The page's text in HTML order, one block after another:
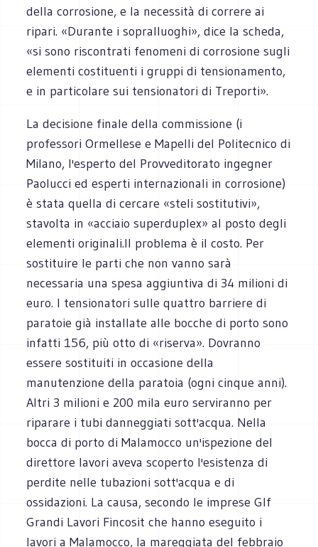
della corrosione, e la necessità di correre ai
ripari. «Durante i sopralluoghi», dice la scheda,
«si sono riscontrati fenomeni di corrosione sugli
elementi costituenti i gruppi di tensionamento,
e in particolare sui tensionatori di Treporti».
La decisione finale della commissione (i
professori Ormellese e Mapelli del Politecnico di
Milano, l'esperto del Provveditorato ingegner
Paolucci ed esperti internazionali in corrosione)
è stata quella di cercare «steli sostitutivi»,
stavolta in «acciaio superduplex» al posto degli
elementi originali.Il problema è il costo. Per
sostituire le parti che non vanno sarà
necessaria una spesa aggiuntiva di 34 milioni di
euro. I tensionatori sulle quattro barriere di
paratoie già installate alle bocche di porto sono
infatti 156, più otto di «riserva». Dovranno
essere sostituiti in occasione della
manutenzione della paratoia (ogni cinque anni).
Altri 3 milioni e 200 mila euro serviranno per
riparare i tubi danneggiati sott'acqua. Nella
bocca di porto di Malamocco un'ispezione del
direttore lavori aveva scoperto l'esistenza di
perdite nelle tubazioni sott'acqua e di
ossidazioni. La causa, secondo le imprese Glf
Grandi Lavori Fincosit che hanno eseguito i
lavori a Malamocco, la mareggiata del febbraio